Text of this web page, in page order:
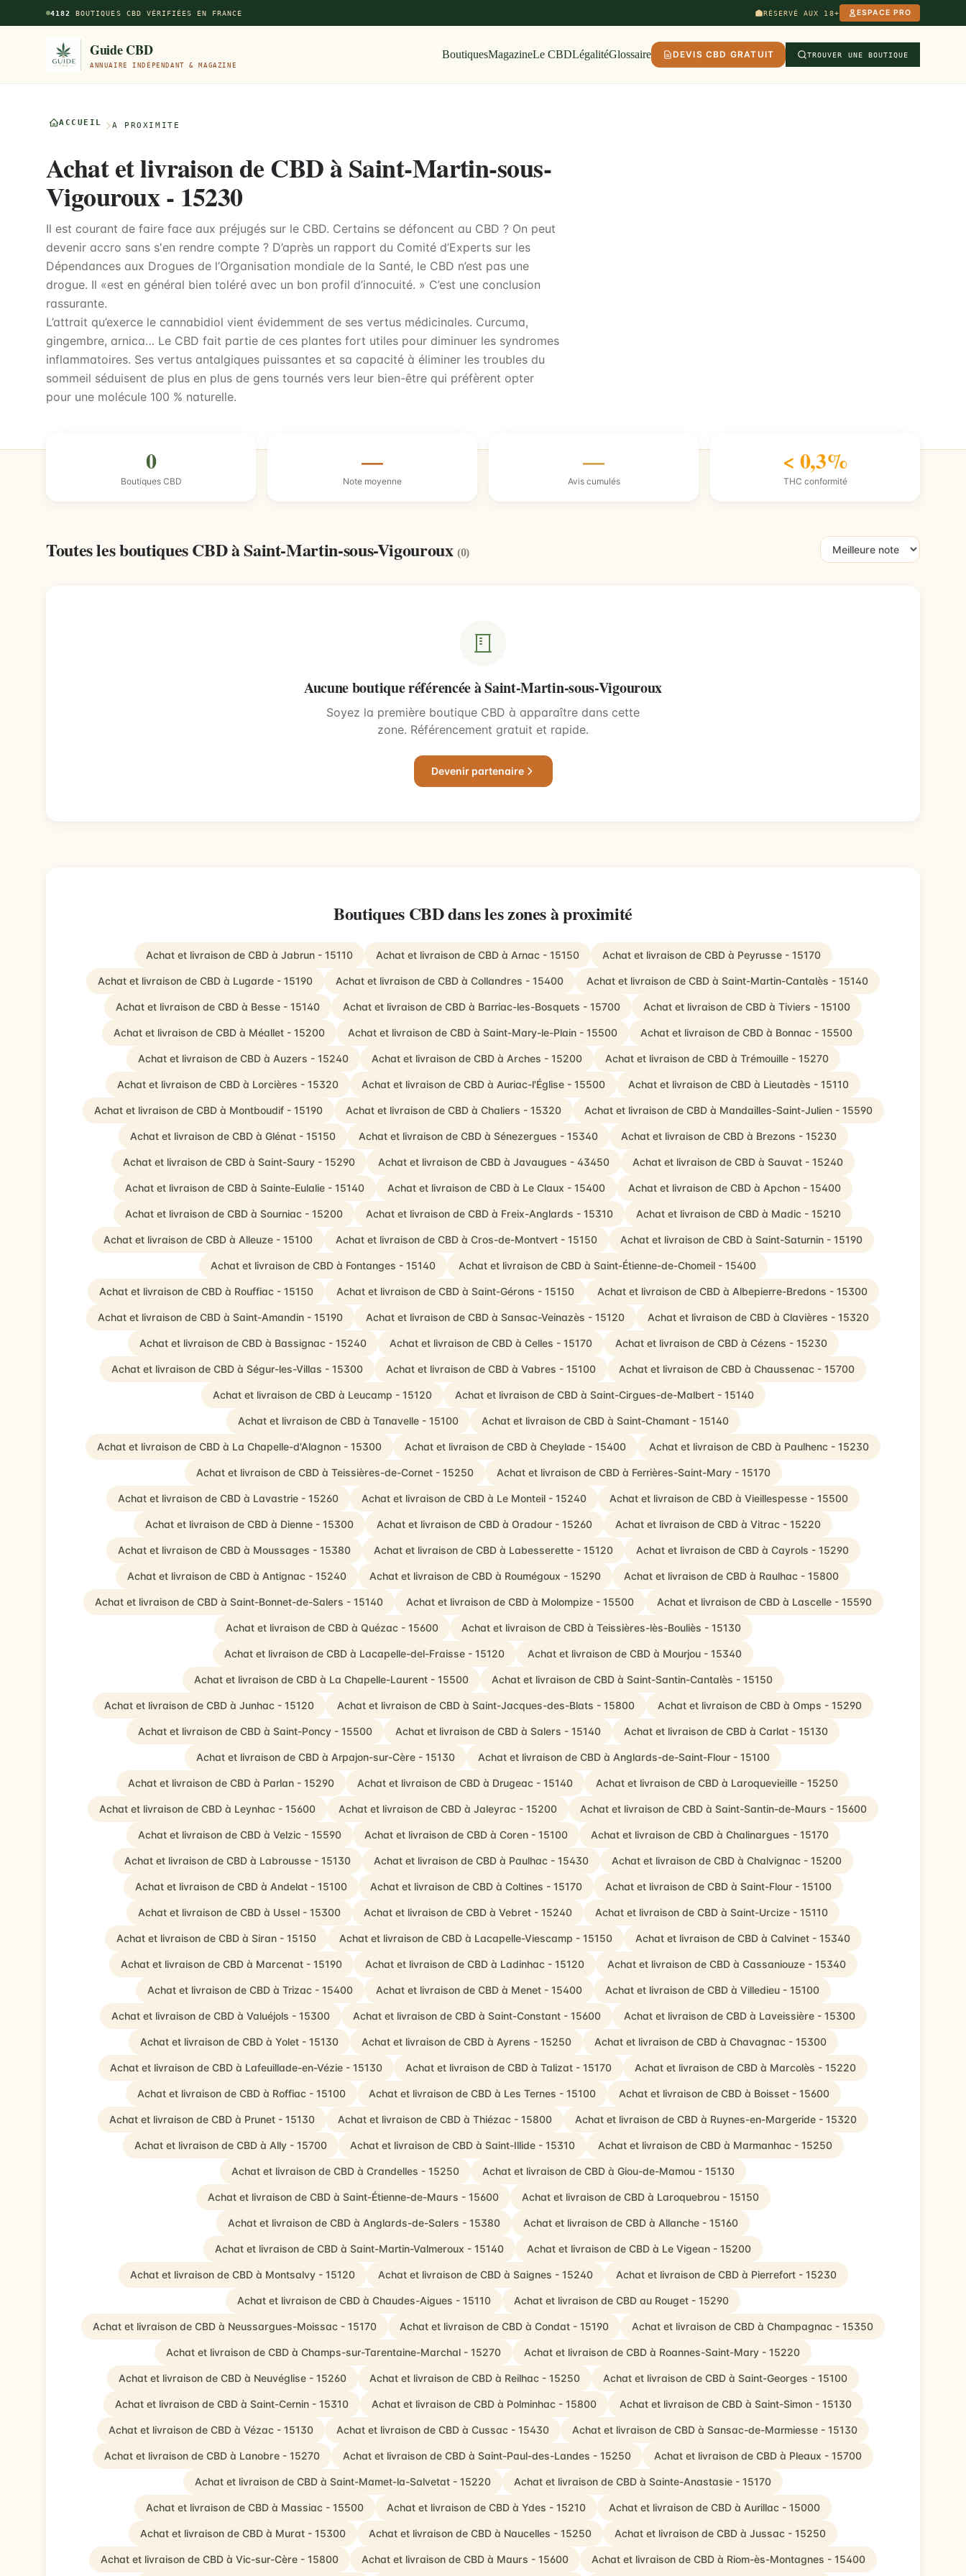
Aller au contenu principal
4182 BOUTIQUES CBD VÉRIFIÉES EN FRANCE RÉSERVÉ AUX 18+ ESPACE PRO
Guide CBD
ANNUAIRE INDÉPENDANT & MAGAZINE
BoutiquesMagazineLe CBDLégalitéGlossaire DEVIS CBD GRATUIT TROUVER UNE BOUTIQUE
ACCUEIL À PROXIMITÉ
Achat et livraison de CBD à Saint-Martin-sous-
Vigouroux - 15230
Il est courant de faire face aux préjugés sur le CBD. Certains se défoncent au CBD ? On peut
devenir accro sans s'en rendre compte ? D’après un rapport du Comité d’Experts sur les
Dépendances aux Drogues de l’Organisation mondiale de la Santé, le CBD n’est pas une
drogue. Il «est en général bien toléré avec un bon profil d’innocuité. » C’est une conclusion
rassurante.
L’attrait qu’exerce le cannabidiol vient évidemment de ses vertus médicinales. Curcuma,
gingembre, arnica… Le CBD fait partie de ces plantes fort utiles pour diminuer les syndromes
inflammatoires. Ses vertus antalgiques puissantes et sa capacité à éliminer les troubles du
sommeil séduisent de plus en plus de gens tournés vers leur bien-être qui préfèrent opter
pour une molécule 100 % naturelle.
0
Boutiques CBD
—
Note moyenne
—
Avis cumulés
< 0,3%
THC conformité
Toutes les boutiques CBD à Saint-Martin-sous-Vigouroux(0)
Aucune boutique référencée à Saint-Martin-sous-Vigouroux
Soyez la première boutique CBD à apparaître dans cette
zone. Référencement gratuit et rapide.
Devenir partenaire
Boutiques CBD dans les zones à proximité
Achat et livraison de CBD à Jabrun - 15110 Achat et livraison de CBD à Arnac - 15150 Achat et livraison de CBD à Peyrusse - 15170
Achat et livraison de CBD à Lugarde - 15190 Achat et livraison de CBD à Collandres - 15400 Achat et livraison de CBD à Saint-Martin-Cantalès - 15140
Achat et livraison de CBD à Besse - 15140 Achat et livraison de CBD à Barriac-les-Bosquets - 15700 Achat et livraison de CBD à Tiviers - 15100
Achat et livraison de CBD à Méallet - 15200 Achat et livraison de CBD à Saint-Mary-le-Plain - 15500 Achat et livraison de CBD à Bonnac - 15500
Achat et livraison de CBD à Auzers - 15240 Achat et livraison de CBD à Arches - 15200 Achat et livraison de CBD à Trémouille - 15270
Achat et livraison de CBD à Lorcières - 15320 Achat et livraison de CBD à Auriac-l'Église - 15500 Achat et livraison de CBD à Lieutadès - 15110
Achat et livraison de CBD à Montboudif - 15190 Achat et livraison de CBD à Chaliers - 15320 Achat et livraison de CBD à Mandailles-Saint-Julien - 15590
Achat et livraison de CBD à Glénat - 15150 Achat et livraison de CBD à Sénezergues - 15340 Achat et livraison de CBD à Brezons - 15230
Achat et livraison de CBD à Saint-Saury - 15290 Achat et livraison de CBD à Javaugues - 43450 Achat et livraison de CBD à Sauvat - 15240
Achat et livraison de CBD à Sainte-Eulalie - 15140 Achat et livraison de CBD à Le Claux - 15400 Achat et livraison de CBD à Apchon - 15400
Achat et livraison de CBD à Sourniac - 15200 Achat et livraison de CBD à Freix-Anglards - 15310 Achat et livraison de CBD à Madic - 15210
Achat et livraison de CBD à Alleuze - 15100 Achat et livraison de CBD à Cros-de-Montvert - 15150 Achat et livraison de CBD à Saint-Saturnin - 15190
Achat et livraison de CBD à Fontanges - 15140 Achat et livraison de CBD à Saint-Étienne-de-Chomeil - 15400
Achat et livraison de CBD à Rouffiac - 15150 Achat et livraison de CBD à Saint-Gérons - 15150 Achat et livraison de CBD à Albepierre-Bredons - 15300
Achat et livraison de CBD à Saint-Amandin - 15190 Achat et livraison de CBD à Sansac-Veinazès - 15120 Achat et livraison de CBD à Clavières - 15320
Achat et livraison de CBD à Bassignac - 15240 Achat et livraison de CBD à Celles - 15170 Achat et livraison de CBD à Cézens - 15230
Achat et livraison de CBD à Ségur-les-Villas - 15300 Achat et livraison de CBD à Vabres - 15100 Achat et livraison de CBD à Chaussenac - 15700
Achat et livraison de CBD à Leucamp - 15120 Achat et livraison de CBD à Saint-Cirgues-de-Malbert - 15140
Achat et livraison de CBD à Tanavelle - 15100 Achat et livraison de CBD à Saint-Chamant - 15140
Achat et livraison de CBD à La Chapelle-d'Alagnon - 15300 Achat et livraison de CBD à Cheylade - 15400 Achat et livraison de CBD à Paulhenc - 15230
Achat et livraison de CBD à Teissières-de-Cornet - 15250 Achat et livraison de CBD à Ferrières-Saint-Mary - 15170
Achat et livraison de CBD à Lavastrie - 15260 Achat et livraison de CBD à Le Monteil - 15240 Achat et livraison de CBD à Vieillespesse - 15500
Achat et livraison de CBD à Dienne - 15300 Achat et livraison de CBD à Oradour - 15260 Achat et livraison de CBD à Vitrac - 15220
Achat et livraison de CBD à Moussages - 15380 Achat et livraison de CBD à Labesserette - 15120 Achat et livraison de CBD à Cayrols - 15290
Achat et livraison de CBD à Antignac - 15240 Achat et livraison de CBD à Roumégoux - 15290 Achat et livraison de CBD à Raulhac - 15800
Achat et livraison de CBD à Saint-Bonnet-de-Salers - 15140 Achat et livraison de CBD à Molompize - 15500 Achat et livraison de CBD à Lascelle - 15590
Achat et livraison de CBD à Quézac - 15600 Achat et livraison de CBD à Teissières-lès-Bouliès - 15130
Achat et livraison de CBD à Lacapelle-del-Fraisse - 15120 Achat et livraison de CBD à Mourjou - 15340
Achat et livraison de CBD à La Chapelle-Laurent - 15500 Achat et livraison de CBD à Saint-Santin-Cantalès - 15150
Achat et livraison de CBD à Junhac - 15120 Achat et livraison de CBD à Saint-Jacques-des-Blats - 15800 Achat et livraison de CBD à Omps - 15290
Achat et livraison de CBD à Saint-Poncy - 15500 Achat et livraison de CBD à Salers - 15140 Achat et livraison de CBD à Carlat - 15130
Achat et livraison de CBD à Arpajon-sur-Cère - 15130 Achat et livraison de CBD à Anglards-de-Saint-Flour - 15100
Achat et livraison de CBD à Parlan - 15290 Achat et livraison de CBD à Drugeac - 15140 Achat et livraison de CBD à Laroquevieille - 15250
Achat et livraison de CBD à Leynhac - 15600 Achat et livraison de CBD à Jaleyrac - 15200 Achat et livraison de CBD à Saint-Santin-de-Maurs - 15600
Achat et livraison de CBD à Velzic - 15590 Achat et livraison de CBD à Coren - 15100 Achat et livraison de CBD à Chalinargues - 15170
Achat et livraison de CBD à Labrousse - 15130 Achat et livraison de CBD à Paulhac - 15430 Achat et livraison de CBD à Chalvignac - 15200
Achat et livraison de CBD à Andelat - 15100 Achat et livraison de CBD à Coltines - 15170 Achat et livraison de CBD à Saint-Flour - 15100
Achat et livraison de CBD à Ussel - 15300 Achat et livraison de CBD à Vebret - 15240 Achat et livraison de CBD à Saint-Urcize - 15110
Achat et livraison de CBD à Siran - 15150 Achat et livraison de CBD à Lacapelle-Viescamp - 15150 Achat et livraison de CBD à Calvinet - 15340
Achat et livraison de CBD à Marcenat - 15190 Achat et livraison de CBD à Ladinhac - 15120 Achat et livraison de CBD à Cassaniouze - 15340
Achat et livraison de CBD à Trizac - 15400 Achat et livraison de CBD à Menet - 15400 Achat et livraison de CBD à Villedieu - 15100
Achat et livraison de CBD à Valuéjols - 15300 Achat et livraison de CBD à Saint-Constant - 15600 Achat et livraison de CBD à Laveissière - 15300
Achat et livraison de CBD à Yolet - 15130 Achat et livraison de CBD à Ayrens - 15250 Achat et livraison de CBD à Chavagnac - 15300
Achat et livraison de CBD à Lafeuillade-en-Vézie - 15130 Achat et livraison de CBD à Talizat - 15170 Achat et livraison de CBD à Marcolès - 15220
Achat et livraison de CBD à Roffiac - 15100 Achat et livraison de CBD à Les Ternes - 15100 Achat et livraison de CBD à Boisset - 15600
Achat et livraison de CBD à Prunet - 15130 Achat et livraison de CBD à Thiézac - 15800 Achat et livraison de CBD à Ruynes-en-Margeride - 15320
Achat et livraison de CBD à Ally - 15700 Achat et livraison de CBD à Saint-Illide - 15310 Achat et livraison de CBD à Marmanhac - 15250
Achat et livraison de CBD à Crandelles - 15250 Achat et livraison de CBD à Giou-de-Mamou - 15130
Achat et livraison de CBD à Saint-Étienne-de-Maurs - 15600 Achat et livraison de CBD à Laroquebrou - 15150
Achat et livraison de CBD à Anglards-de-Salers - 15380 Achat et livraison de CBD à Allanche - 15160
Achat et livraison de CBD à Saint-Martin-Valmeroux - 15140 Achat et livraison de CBD à Le Vigean - 15200
Achat et livraison de CBD à Montsalvy - 15120 Achat et livraison de CBD à Saignes - 15240 Achat et livraison de CBD à Pierrefort - 15230
Achat et livraison de CBD à Chaudes-Aigues - 15110 Achat et livraison de CBD au Rouget - 15290
Achat et livraison de CBD à Neussargues-Moissac - 15170 Achat et livraison de CBD à Condat - 15190 Achat et livraison de CBD à Champagnac - 15350
Achat et livraison de CBD à Champs-sur-Tarentaine-Marchal - 15270 Achat et livraison de CBD à Roannes-Saint-Mary - 15220
Achat et livraison de CBD à Neuvéglise - 15260 Achat et livraison de CBD à Reilhac - 15250 Achat et livraison de CBD à Saint-Georges - 15100
Achat et livraison de CBD à Saint-Cernin - 15310 Achat et livraison de CBD à Polminhac - 15800 Achat et livraison de CBD à Saint-Simon - 15130
Achat et livraison de CBD à Vézac - 15130 Achat et livraison de CBD à Cussac - 15430 Achat et livraison de CBD à Sansac-de-Marmiesse - 15130
Achat et livraison de CBD à Lanobre - 15270 Achat et livraison de CBD à Saint-Paul-des-Landes - 15250 Achat et livraison de CBD à Pleaux - 15700
Achat et livraison de CBD à Saint-Mamet-la-Salvetat - 15220 Achat et livraison de CBD à Sainte-Anastasie - 15170
Achat et livraison de CBD à Massiac - 15500 Achat et livraison de CBD à Ydes - 15210 Achat et livraison de CBD à Aurillac - 15000
Achat et livraison de CBD à Murat - 15300 Achat et livraison de CBD à Naucelles - 15250 Achat et livraison de CBD à Jussac - 15250
Achat et livraison de CBD à Vic-sur-Cère - 15800 Achat et livraison de CBD à Maurs - 15600 Achat et livraison de CBD à Riom-ès-Montagnes - 15400